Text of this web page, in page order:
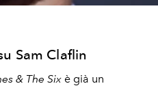
Sam Claflin
& The Six è già un